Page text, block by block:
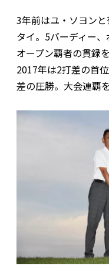
3年前はユ・ソヨン
タイ。5バーディー
オープン覇者の貫録
2017年は2打差の首
差の圧勝。大会連覇